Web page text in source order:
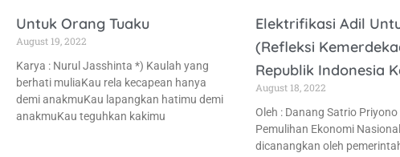
Untuk Orang Tuaku
August 19, 2022
Karya : Nurul Jasshinta *) Kaulah yang
berhati muliaKau rela kecapean hanya
demi anakmuKau lapangkan hatimu demi
anakmuKau teguhkan kakimu
Elektrifikasi Adil
(Refleksi
Republik Indonesia
August 18, 2022
Oleh : Danang Satrio
Pemulihan Ekonomi
dicanangkan oleh